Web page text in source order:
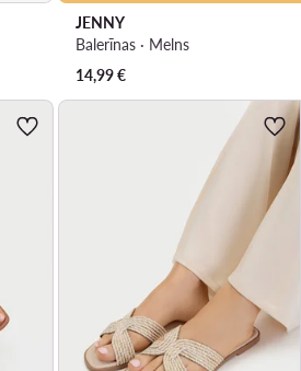
JENNY
Balerīnas · Melns
14,99€